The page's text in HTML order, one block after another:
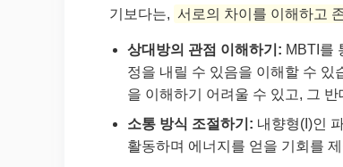
기보다는, 서로의 차이를 이해하고
상대방의 관점 이해하기: MBTI를
정을 내릴 수 있음을 이해할 수 있
을 이해하기 어려울 수 있고, 그
소통 방식 조절하기: 내향형(I)인
활동하며 에너지를 얻을 기회를